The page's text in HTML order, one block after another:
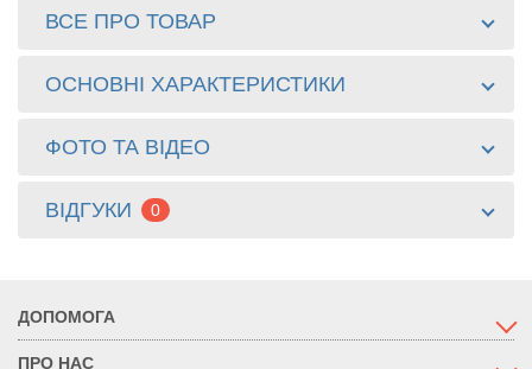
ВСЕ ПРО ТОВАР
ОСНОВНІ ХАРАКТЕРИСТИКИ
ФОТО ТА ВІДЕО
ВІДГУКИ 0
ДОПОМОГА
ПРО НАС